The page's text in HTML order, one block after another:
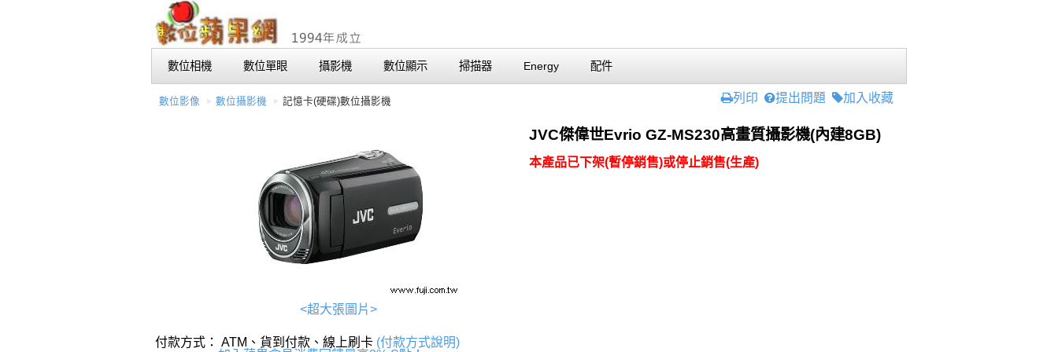
數位相機 數位單眼 攝影機 數位顯示 掃描器 Energy 配件
數位影像 數位攝影機 記憶卡(硬碟)數位攝影機
<超大張圖片>
付款方式： ATM、貨到付款、線上刷卡 (付款方式說明)
列印 提出問題 加入收藏
JVC傑偉世Evrio GZ-MS230高畫質攝影機(內建8GB)
本產品已下架(暫停銷售)或停止銷售(生產)